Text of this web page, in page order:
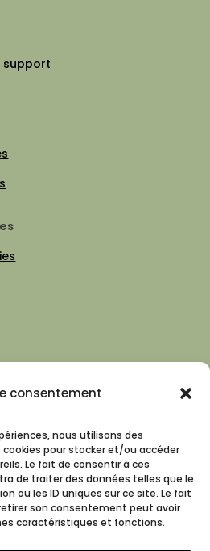
consentement
nous utilisons des
pour stocker et/ou accéder
Le fait de consentir à ces
de traiter des données telles que le
ou les ID uniques sur ce site. Le fait
son consentement peut avoir
caractéristiques et fonctions.
support